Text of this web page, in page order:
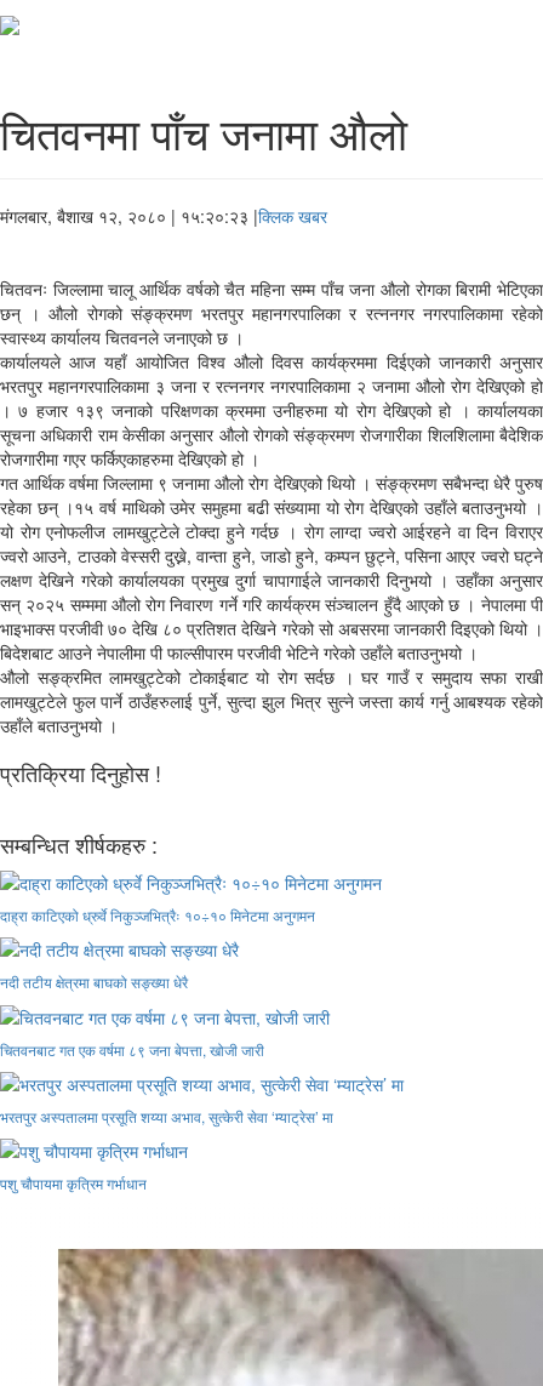
चितवनमा पाँच जनामा औलो
मंगलबार, बैशाख १२, २०८० | १५:२०:२३ |क्लिक खबर
चितवनः जिल्लामा चालू आर्थिक वर्षको चैत महिना सम्म पाँच जना औलो रोगका बिरामी भेटिएका
छन् । औलो रोगको संङ्क्रमण भरतपुर महानगरपालिका र रत्ननगर नगरपालिकामा रहेको
स्वास्थ्य कार्यालय चितवनले जनाएको छ ।
कार्यालयले आज यहाँ आयोजित विश्व औलो दिवस कार्यक्रममा दिईएको जानकारी अनुसार
भरतपुर महानगरपालिकामा ३ जना र रत्ननगर नगरपालिकामा २ जनामा औलो रोग देखिएको हो
। ७ हजार १३९ जनाको परिक्षणका क्रममा उनीहरुमा यो रोग देखिएको हो । कार्यालयका
सूचना अधिकारी राम केसीका अनुसार औलो रोगको संङ्क्रमण रोजगारीका शिलशिलामा बैदेशिक
रोजगारीमा गएर फर्किएकाहरुमा देखिएको हो ।
गत आर्थिक वर्षमा जिल्लामा ९ जनामा औलो रोग देखिएको थियो । संङ्क्रमण सबैभन्दा धेरै पुरुष
रहेका छन् ।१५ वर्ष माथिको उमेर समुहमा बढी संख्यामा यो रोग देखिएको उहाँले बताउनुभयो ।
यो रोग एनोफलीज लामखुट्टेले टोक्दा हुने गर्दछ । रोग लाग्दा ज्वरो आईरहने वा दिन विराएर
ज्वरो आउने, टाउको वेस्सरी दुख्ने, वान्ता हुने, जाडो हुने, कम्पन छुट्ने, पसिना आएर ज्वरो घट्ने
लक्षण देखिने गरेको कार्यालयका प्रमुख दुर्गा चापागाईले जानकारी दिनुभयो । उहाँका अनुसार
सन् २०२५ सम्ममा औलो रोग निवारण गर्ने गरि कार्यक्रम संञ्चालन हुँदै आएको छ । नेपालमा पी
भाइभाक्स परजीवी ७० देखि ८० प्रतिशत देखिने गरेको सो अबसरमा जानकारी दिइएको थियो ।
बिदेशबाट आउने नेपालीमा पी फाल्सीपारम परजीवी भेटिने गरेको उहाँले बताउनुभयो ।
औलो सङ्क्रमित लामखुट्टेको टोकाईबाट यो रोग सर्दछ । घर गाउँ र समुदाय सफा राखी
लामखुट्टेले फुल पार्ने ठाउँहरुलाई पुर्ने, सुत्दा झुल भित्र सुत्ने जस्ता कार्य गर्नु आबश्यक रहेको
उहाँले बताउनुभयो ।
प्रतिक्रिया दिनुहोस !
सम्बन्धित शीर्षकहरु :
दाह्रा काटिएको ध्रुर्वे निकुञ्जभित्रैः १०÷१० मिनेटमा अनुगमन
नदी तटीय क्षेत्रमा बाघको सङ्ख्या धेरै
चितवनबाट गत एक वर्षमा ८९ जना बेपत्ता, खोजी जारी
भरतपुर अस्पतालमा प्रसूति शय्या अभाव, सुत्केरी सेवा ‘म्याट्रेस’ मा
पशु चौपायमा कृत्रिम गर्भाधान